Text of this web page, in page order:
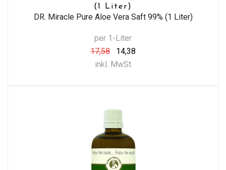
(1 Liter)
DR. Miracle Pure Aloe Vera Saft 99% (1 Liter)
per 1-Liter
17,58
14,38
inkl. MwSt